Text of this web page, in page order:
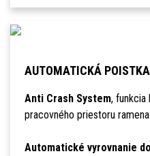
AUTOMATICKÁ POISTKA
Anti Crash System, funkcia
pracovného priestoru
Automatické vyrovnanie